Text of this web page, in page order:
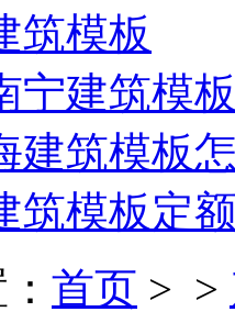
筑模板
宁建筑模
建筑模板
筑模板定
首页 > >